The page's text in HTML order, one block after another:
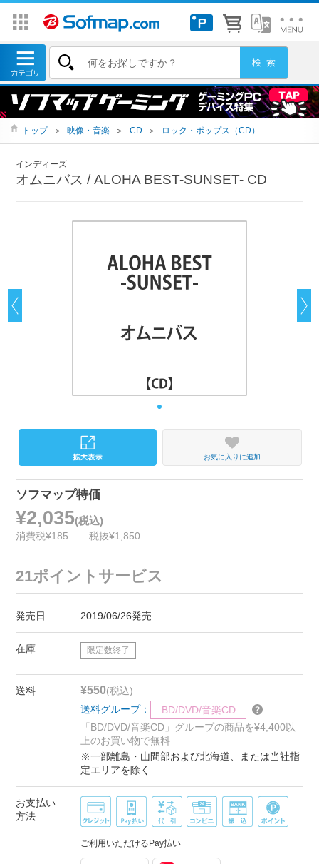
トップ ＞ 映像・音楽 ＞ CD ＞ ロック・ポップス（CD）
インディーズ
オムニバス / ALOHA BEST-SUNSET- CD
お気に入りに追加
ソフマップ特価
¥2,035(税込)
消費税¥185 税抜¥1,850
21ポイントサービス
発売日 2019/06/26発売
在庫 限定数終了
送料 ¥550(税込)
送料グループ：
BD/DVD/音楽CD
「BD/DVD/音楽CD」グループの商品を¥4,400以
上のお買い物で無料
※一部離島・山間部および北海道、または当社指
定エリアを除く
お支払い
方法
ご利用いただけるPay払い